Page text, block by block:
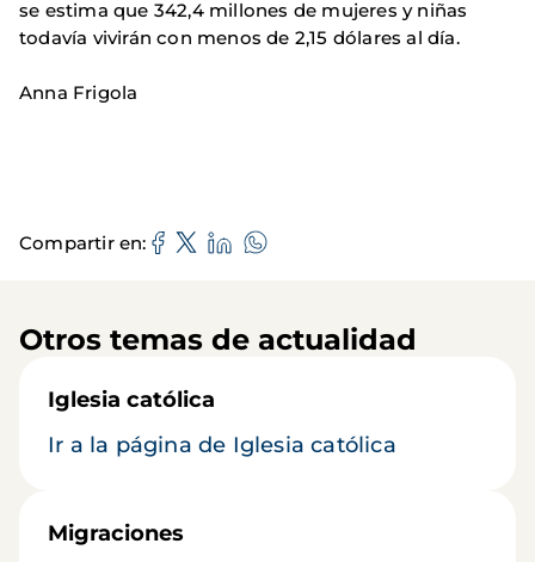
se estima que 342,4 millones de mujeres y niñas
todavía vivirán con menos de 2,15 dólares al día.
Anna Frigola
Compartir en
Otros temas de actualidad
Iglesia católica
Ir a la página de Iglesia católica
Migraciones